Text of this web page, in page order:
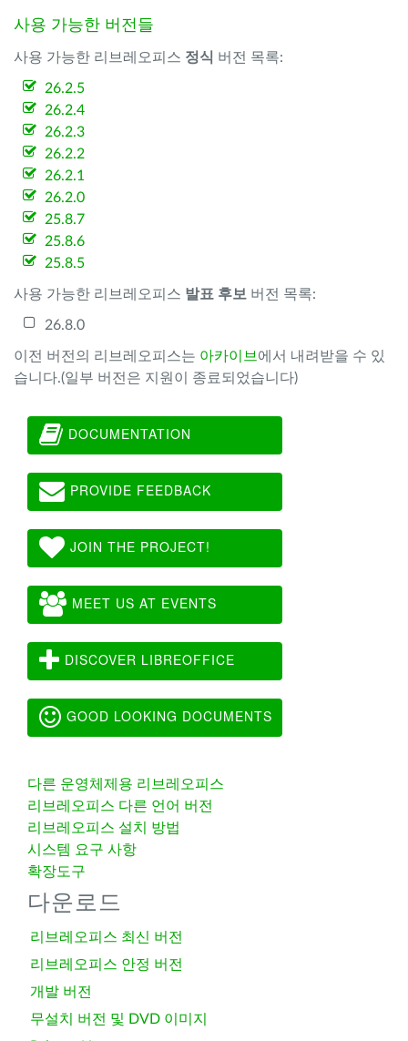
사용 가능한 버전들
사용 가능한 리브레오피스 정식 버전 목록:
26.2.5
26.2.4
26.2.3
26.2.2
26.2.1
26.2.0
25.8.7
25.8.6
25.8.5
사용 가능한 리브레오피스 발표 후보 버전 목록:
26.8.0
이전 버전의 리브레오피스는 아카이브 에서 내려받을 수 있
습니다.(일부 버전은 지원이 종료되었습니다)
DOCUMENTATION
PROVIDE FEEDBACK
JOIN THE PROJECT!
MEET US AT EVENTS
DISCOVER LIBREOFFICE
GOOD LOOKING DOCUMENTS
다른 운영체제용 리브레오피스
리브레오피스 다른 언어 버전
리브레오피스 설치 방법
시스템 요구 사항
확장도구
다운로드
리브레오피스 최신 버전
리브레오피스 안정 버전
개발 버전
무설치 버전 및 DVD 이미지